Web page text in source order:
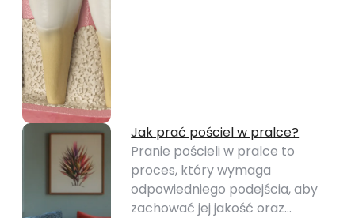
Jak prać pościel w pralce?
Pranie pościeli w pralce to
proces, który wymaga
odpowiedniego podejścia, aby
zachować jej jakość oraz…